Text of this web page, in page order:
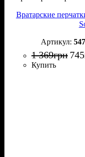
Вратарские
1 369грн 745
Купить